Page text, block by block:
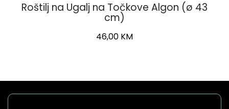
Roštilj na Ugalj na Točkove Algon (ø 43
cm)
46,00 KM